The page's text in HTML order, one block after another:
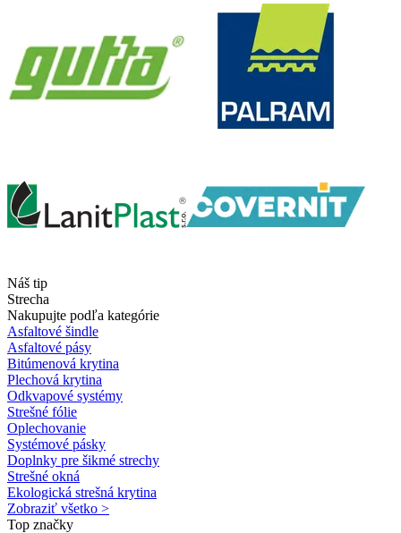
Náš tip
Strecha
Nakupujte podľa kategórie
Asfaltové šindle
Asfaltové pásy
Bitúmenová krytina
Plechová krytina
Odkvapové systémy
Strešné fólie
Oplechovanie
Systémové pásky
Doplnky pre šikmé strechy
Strešné okná
Ekologická strešná krytina
Zobraziť všetko >
Top značky